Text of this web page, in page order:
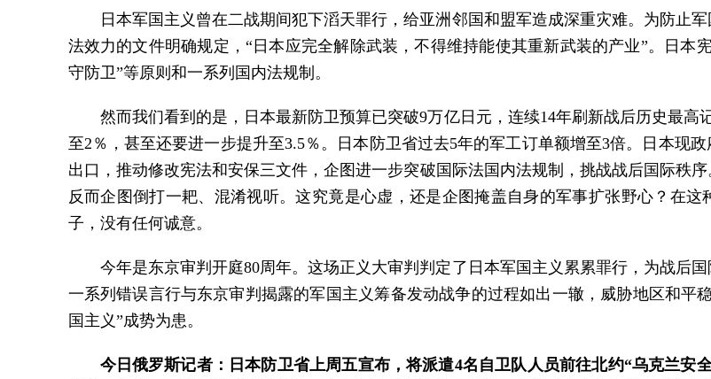
日本军国主义曾在二战期间犯下滔天罪行，给亚洲邻国和盟军造成深重灾难。为防止
法效力的文件明确规定，“日本应完全解除武装，不得维持能使其重新武装的产业”。日本
守防卫”等原则和一系列国内法规制。
然而我们看到的是，日本最新防卫预算已突破9万亿日元，连续14年刷新战后历史最
至2％，甚至还要进一步提升至3.5％。日本防卫省过去5年的军工订单额增至3倍。日本现
出口，推动修改宪法和安保三文件，企图进一步突破国际法国内法规制，挑战战后国际秩
反而企图倒打一耙、混淆视听。这究竟是心虚，还是企图掩盖自身的军事扩张野心？在
子，没有任何诚意。
今年是东京审判开庭80周年。这场正义大审判判定了日本军国主义累累罪行，为战后
一系列错误言行与东京审判揭露的军国主义筹备发动战争的过程如出一辙，威胁地区和平
国主义”成势为患。
今日俄罗斯记者：日本防卫省上周五宣布，将派遣4名自卫队人员前往北约“乌克兰安